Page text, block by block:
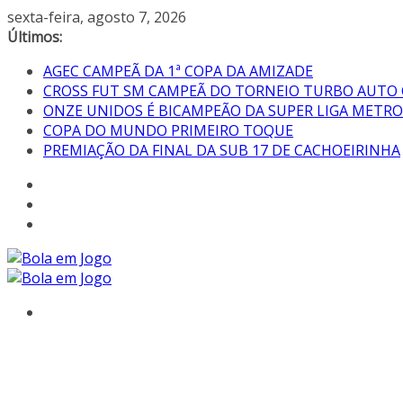
Pular
para
conteúdo
sexta-feira, agosto 7, 2026
Últimos:
AGEC CAMPEÃ DA 1ª COPA DA AMIZADE
CROSS FUT SM CAMPEÃ DO TORNEIO TURBO AUTO
ONZE UNIDOS É BICAMPEÃO DA SUPER LIGA
COPA DO MUNDO PRIMEIRO TOQUE
PREMIAÇÃO DA FINAL DA SUB 17 DE CACHOEIRINHA